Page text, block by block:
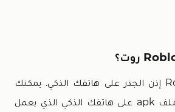
لا يطلب هكر Roblox إذن الجذر على هاتفك الذكي. يمكنك
فقط تنزيل وتثبيت ملف apk على هاتفك الذكي الذي يعمل